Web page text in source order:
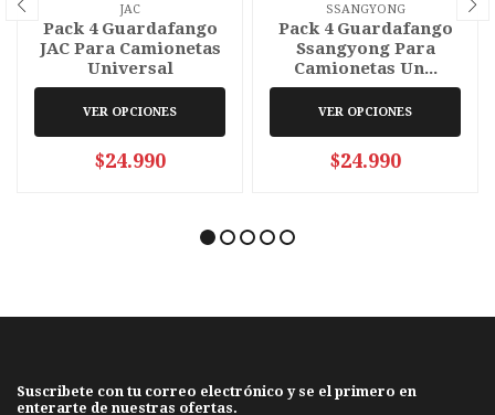
JAC
Pack 4 Guardafango
JAC Para Camionetas
Universal
VER OPCIONES
$24.990
SSANGYONG
Pack 4 Guardafango
Ssangyong Para
Camionetas Un...
VER OPCIONES
$24.990
Suscribete con tu correo electrónico y se el primero en
enterarte de nuestras ofertas.